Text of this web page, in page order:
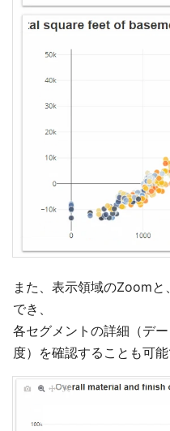
また、表示領域のZoom
でき、
各セグメントの詳細（デ
度）を確認することも可能